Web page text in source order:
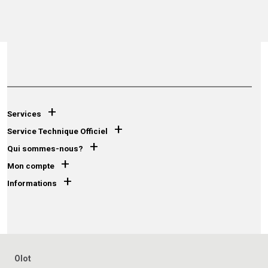
Services +
Service Technique Officiel +
Qui sommes-nous? +
Mon compte +
Informations +
Olot